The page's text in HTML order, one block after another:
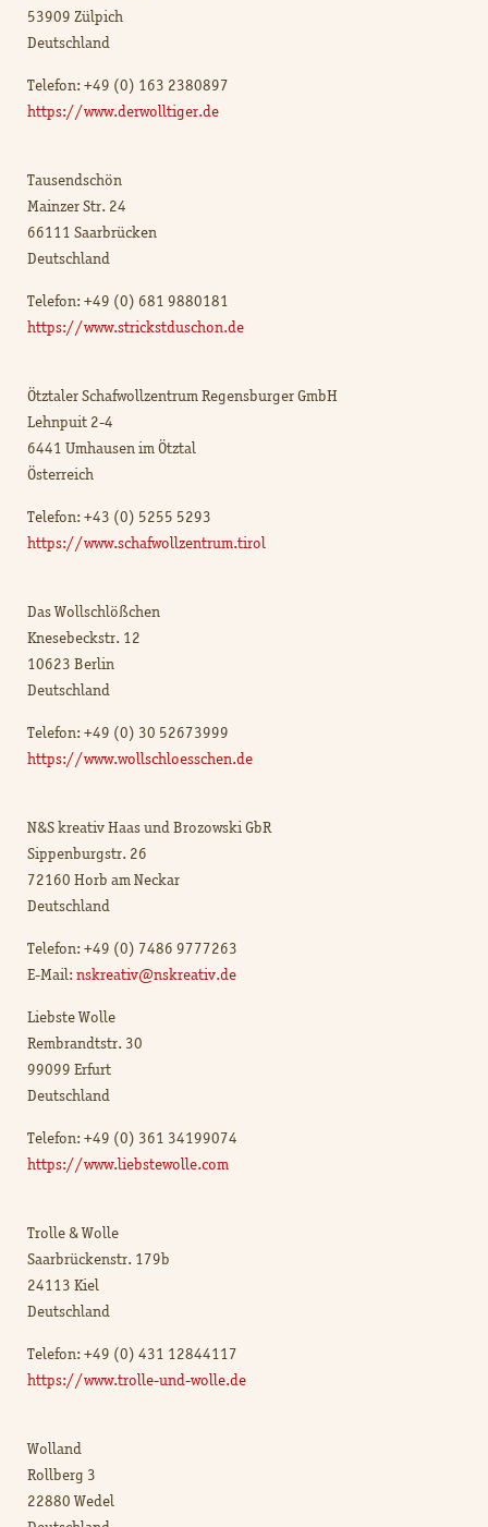
53909 Zülpich
Deutschland
Telefon: +49 (0) 163 2380897
https://www.derwolltiger.de
Tausendschön
Mainzer Str. 24
66111 Saarbrücken
Deutschland
Telefon: +49 (0) 681 9880181
https://www.strickstduschon.de
Ötztaler Schafwollzentrum Regensburger GmbH
Lehnpuit 2-4
6441 Umhausen im Ötztal
Österreich
Telefon: +43 (0) 5255 5293
https://www.schafwollzentrum.tirol
Das Wollschlößchen
Knesebeckstr. 12
10623 Berlin
Deutschland
Telefon: +49 (0) 30 52673999
https://www.wollschloesschen.de
N&S kreativ Haas und Brozowski GbR
Sippenburgstr. 26
72160 Horb am Neckar
Deutschland
Telefon: +49 (0) 7486 9777263
E-Mail: nskreativ@nskreativ.de
Liebste Wolle
Rembrandtstr. 30
99099 Erfurt
Deutschland
Telefon: +49 (0) 361 34199074
https://www.liebstewolle.com
Trolle & Wolle
Saarbrückenstr. 179b
24113 Kiel
Deutschland
Telefon: +49 (0) 431 12844117
https://www.trolle-und-wolle.de
Wolland
Rollberg 3
22880 Wedel